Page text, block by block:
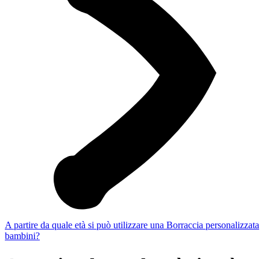
A partire da quale età si può utilizzare una Borraccia personalizzata
bambini?